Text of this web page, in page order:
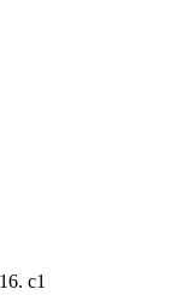
с1